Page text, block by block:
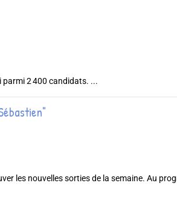
parmi 2 400 candidats. ...
les nouvelles sorties de la semaine. Au